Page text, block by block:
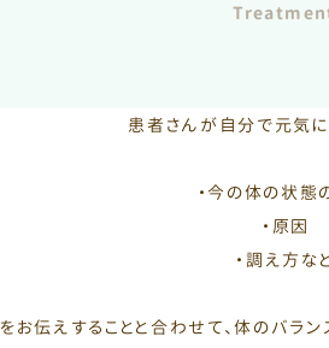
患者さんが自分で元気に
・今の体の状態
・原因
・調え方な
をお伝えすることと合わせて、体のバラン